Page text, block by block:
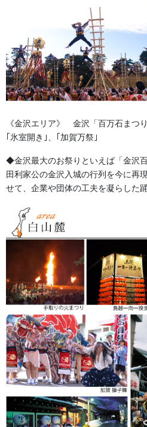
森景ヤフーショッピング店で獅子
ご購入はこち
森佐に、お気軽にお問
５ (FAX076-237-7150） 人形
土曜、日曜も
お問い
金沢・祭り
お祭り衣装・お祭り用品のご相談
い合わせく
伝統行事、お祭りで
076-237-
営業時間 10:00-18:00 〒920-
《金沢エリア》 金沢「百万石まつ
｢氷室開き｣、｢加賀万祭｣
◆金沢最大のお祭りといえば「金沢
田利家公の金沢入城の行列を今に再
せて、企業や団体の工夫を凝らした